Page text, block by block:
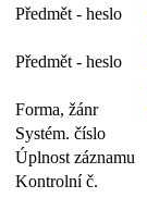
Předmět - heslo
Předmět - heslo
Forma, žánr
Systém. číslo
Úplnost záznamu
Kontrolní č.